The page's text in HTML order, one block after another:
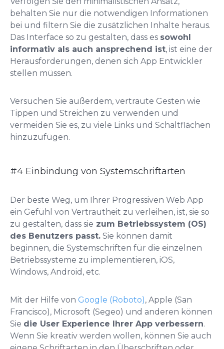
behalten Sie nur die notwendigen Informationen
bei und filtern Sie die zusätzlichen Inhalte heraus.
Das Interface so zu gestalten, dass es sowohl
informativ als auch ansprechend ist, ist eine der
Herausforderungen, denen sich App Entwickler
stellen müssen.
Versuchen Sie außerdem, vertraute Gesten wie
Tippen und Streichen zu verwenden und
vermeiden Sie es, zu viele Links und Schaltflächen
hinzuzufügen.
#4 Einbindung von Systemschriftarten
Der beste Weg, um Ihrer Progressiven Web App
ein Gefühl von Vertrautheit zu verleihen, ist, sie so
zu gestalten, dass sie zum Betriebssystem (OS)
des Benutzers passt. Sie können damit
beginnen, die Systemschriften für die einzelnen
Betriebssysteme zu implementieren, iOS,
Windows, Android, etc.
Mit der Hilfe von Google (Roboto), Apple (San
Francisco), Microsoft (Segeo) und anderen können
Sie die User Experience Ihrer App verbessern.
Wenn Sie kreativ werden wollen, können Sie auch